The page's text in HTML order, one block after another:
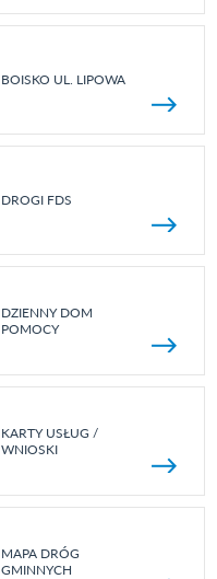
BOISKO UL. LIPOWA
DROGI FDS
DZIENNY DOM
POMOCY
KARTY USŁUG /
WNIOSKI
MAPA DRÓG
GMINNYCH